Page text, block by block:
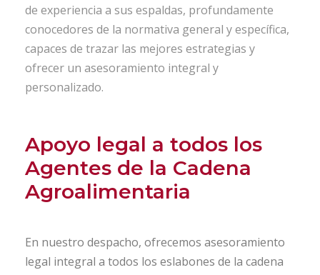
de experiencia a sus espaldas, profundamente
conocedores de la normativa general y específica,
capaces de trazar las mejores estrategias y
ofrecer un asesoramiento integral y
personalizado.
Apoyo legal a todos los
Agentes de la Cadena
Agroalimentaria
En nuestro despacho, ofrecemos asesoramiento
legal integral a todos los eslabones de la cadena